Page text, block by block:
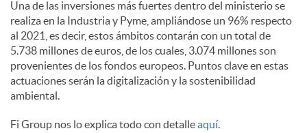
Una de las inversiones más fuertes dentro del ministerio se
realiza en la Industria y Pyme, ampliándose un 96% respecto
al 2021, es decir, estos ámbitos contarán con un total de
5.738 millones de euros, de los cuales, 3.074 millones son
provenientes de los fondos europeos. Puntos clave en estas
actuaciones serán la digitalización y la sostenibilidad
ambiental.
Fi Group nos lo explica todo con detalleaquí